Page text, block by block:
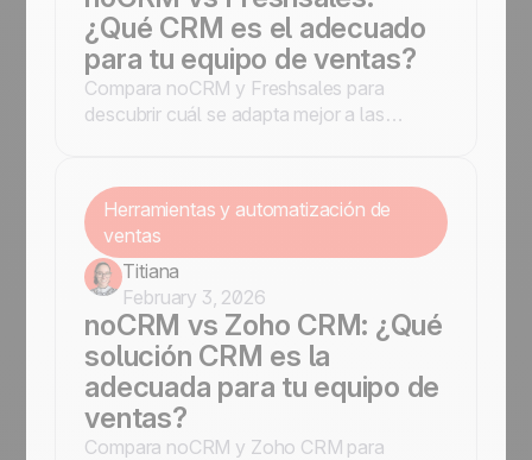
¿Qué CRM es el adecuado
para tu equipo de ventas?
Compara noCRM y Freshsales para
descubrir cuál se adapta mejor a las
Herramientas y automatización de
ventas
Titiana
February 3, 2026
noCRM vs Zoho CRM: ¿Qué
solución CRM es la
adecuada para tu equipo de
ventas?
Compara noCRM y Zoho CRM para